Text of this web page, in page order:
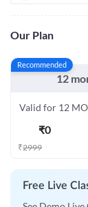
Our Plan
Recommended
12
Valid for 12
₹0
₹2999
Free Live